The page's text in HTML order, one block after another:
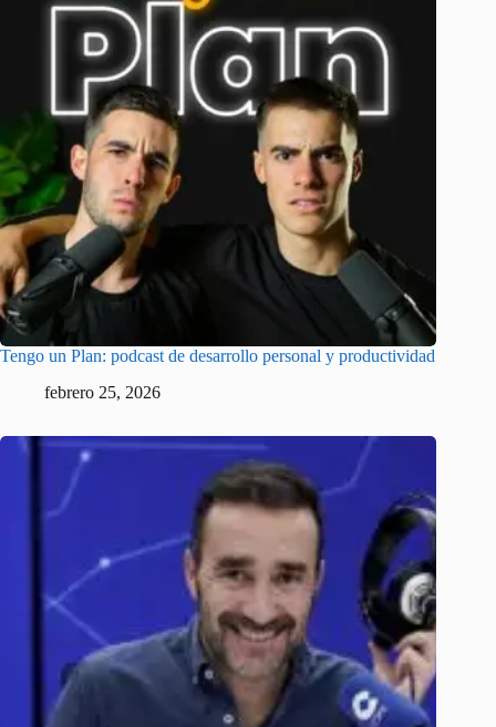
Tengo un Plan: podcast de desarrollo personal y productividad
febrero 25, 2026